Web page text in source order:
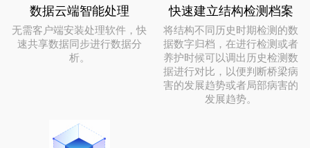
数据云端智能处理
无需客户端安装处理软件，快
速共享数据同步进行数据分
析。
快速建立结构检测档案
将结构不同历史时期检测的数
据数字归档，在进行检测或者
养护时候可以调出历史检测数
据进行对比，以便判断桥梁病
害的发展趋势或者局部病害的
发展趋势。